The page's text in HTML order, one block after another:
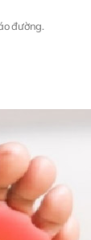
đường.